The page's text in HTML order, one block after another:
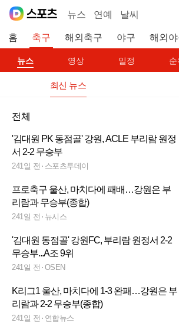
뉴스 연예 날씨
홈 축구 해외축구 야구 해외
뉴스 영상 일정 순
최신 뉴스
전체
'김대원 PK 동점골' 강원, ACLE 부리람 원정
서 2-2 무승부
241일 전 스포츠투데이
프로축구 울산, 마치다에 패배…강원은 부
리람과 무승부(종합)
241일 전 뉴시스
'김대원 동점골' 강원FC, 부리람 원정서 2-2
무승부...A조 9위
241일 전 OSEN
K리그1 울산, 마치다에 1-3 완패…강원은 부
리람과 2-2 무승부(종합)
241일 전 연합뉴스